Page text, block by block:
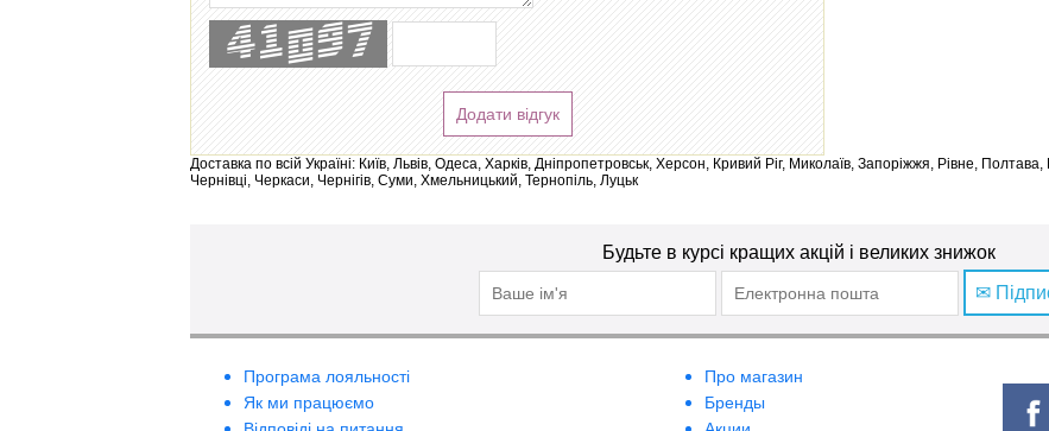
Додати відгук
Доставка по всій Україні: Київ, Львів, Одеса, Харків, Дніпропетровськ, Херсон, Кривий Ріг, Миколаїв, Запоріжжя, Рівне,
Чернівці, Черкаси, Чернігів, Суми, Хмельницький, Тернопіль, Луцьк
Будьте в курсі кращих акцій і великих знижок
✉
Програма лояльності
Як ми працюємо
Про магазин
Бренды